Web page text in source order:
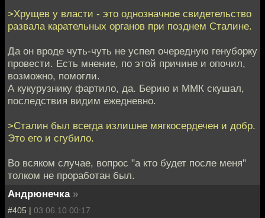
>Хрущев у власти - это однозначное свидетельство
развала карательных органов при позднем Сталине.
Да он вроде чуть-чуть не успел очередную генуборку
провести. Есть мнение, по этой причине и опочил,
возможно, помогли.
А кукурузнику фартило, да. Берию и ММК скушал,
последствия видим ежедневно.
>Сталин был всегда излишне мягкосердечен и добр.
Это его и сгубило.
Во всяком случае, вопрос "а кто будет после меня"
толком не проработан был.
Андрюнечка »
#405 | 03.06.10 00:17